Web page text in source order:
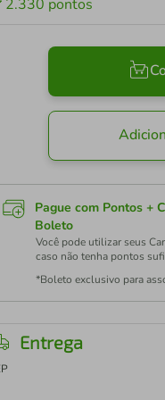
2.330 pontos
Pague com Pontos +
Boleto
Você pode utilizar seus
caso não tenha pontos
*Boleto exclusivo para
Entrega